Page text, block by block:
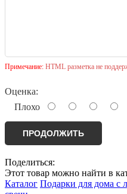
Примечание: HTML разметка не
Оценка:
Плохо
ПРОДОЛЖИТЬ
Поделиться:
Этот товар можно найти в
Каталог Подарки для дома с